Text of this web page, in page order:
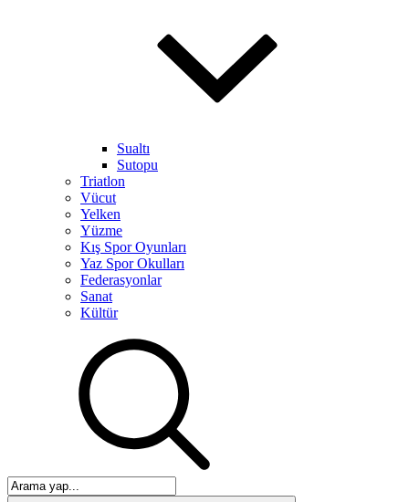
Sualtı
Sutopu
Triatlon
Vücut
Yelken
Yüzme
Kış Spor Oyunları
Yaz Spor Okulları
Federasyonlar
Sanat
Kültür